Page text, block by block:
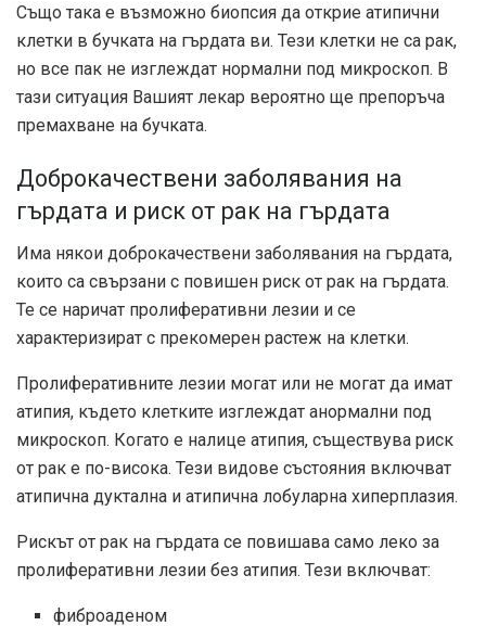
Също така е възможно биопсия да открие атипични
клетки в бучката на гърдата ви. Тези клетки не са рак,
но все пак не изглеждат нормални под микроскоп. В
тази ситуация Вашият лекар вероятно ще препоръча
премахване на бучката.
Доброкачествени заболявания на
гърдата и риск от рак на гърдата
Има някои доброкачествени заболявания на гърдата,
които са свързани с повишен риск от рак на гърдата.
Те се наричат ​​пролиферативни лезии и се
характеризират с прекомерен растеж на клетки.
Пролиферативните лезии могат или не могат да имат
атипия, където клетките изглеждат анормални под
микроскоп. Когато е налице атипия, съществува риск
от рак е по-висока. Тези видове състояния включват
атипична дуктална и атипична лобуларна хиперплазия.
Рискът от рак на гърдата се повишава само леко за
пролиферативни лезии без атипия. Тези включват:
фиброаденом